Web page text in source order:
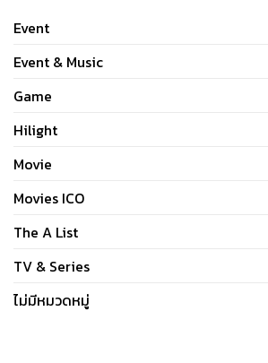
Event
Event & Music
Game
Hilight
Movie
Movies ICO
The A List
TV & Series
ไม่มีหมวดหมู่